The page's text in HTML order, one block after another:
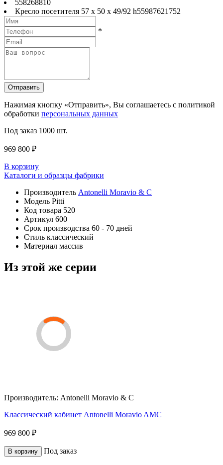
55826881 0
Кресло посетителя 57 x 50 x 49/92 h55987621752
*
Отправить
Нажимая кнопку «Отправить», Вы соглашаетесь с политикой
обработки персональных данных
Под заказ 1000 шт.
969 800 ₽
В корзину
Каталоги и образцы фабрики
Производитель Antonelli Moravio & C
Модель Pitti
Код товара 520
Артикул 600
Срок производства 60 - 70 дней
Стиль классический
Материал массив
Из этой же серии
Производитель: Antonelli Moravio & C
Классический кабинет Antonelli Moravio AMC
969 800 ₽
В корзину Под заказ